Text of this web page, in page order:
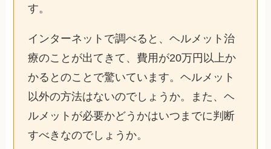
す。
インターネットで調べると、ヘルメット治
療のことが出てきて、費用が20万円以上か
かるとのことで驚いています。ヘルメット
以外の方法はないのでしょうか。また、ヘ
ルメットが必要かどうかはいつまでに判断
すべきなのでしょうか。